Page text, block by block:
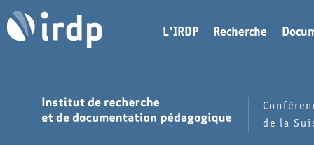
L'IRDP Recherche
de la